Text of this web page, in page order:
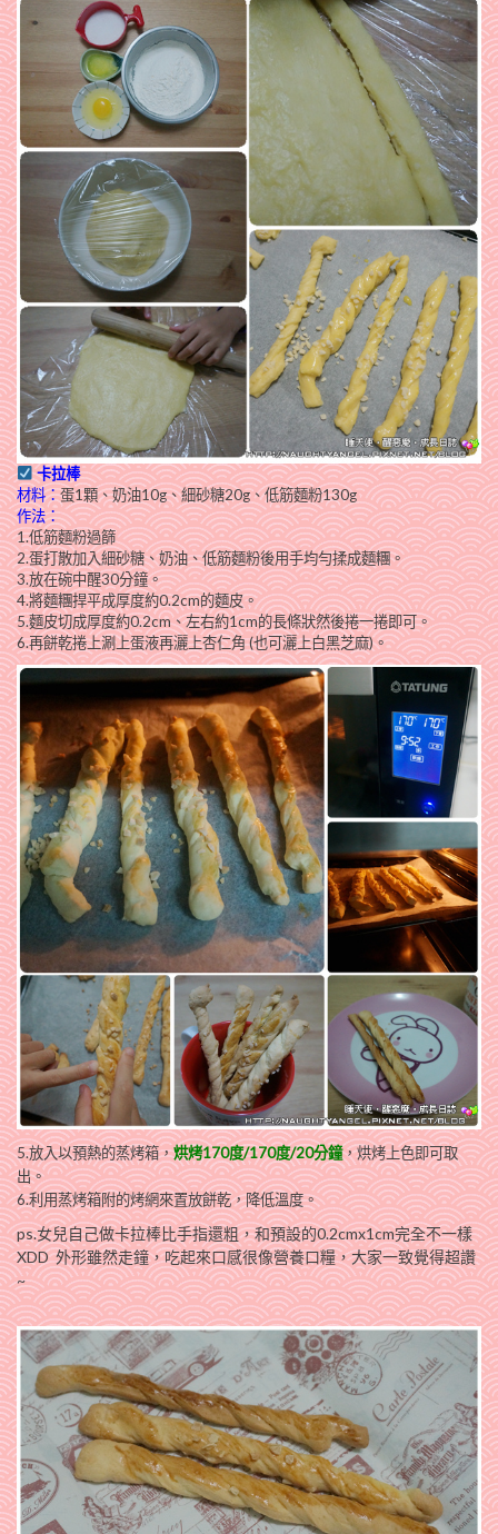
卡拉棒
材料：蛋1顆、奶油10g、細砂糖20g、低筋麵粉130g
作法：
1.低筋麵粉過篩
2.蛋打散加入細砂糖、奶油、低筋麵粉後用手均勻揉成麵糰。
3.放在碗中醒30分鐘。
4.將麵糰捍平成厚度約0.2cm的麵皮。
5.麵皮切成厚度約0.2cm、左右約1cm的長條狀然後捲一捲即可。
6.再餅乾捲上涮上蛋液再灑上杏仁角 (也可灑上白黑芝麻)。
5.放入以預熱的蒸烤箱，烘烤170度/170度/20分鐘，烘烤上色即可取
出。
6.利用蒸烤箱附的烤網來置放餅乾，降低溫度。
ps.女兒自己做卡拉棒比手指還粗，和預設的0.2cmx1cm完全不一樣
XDD 外形雖然走鐘，吃起來口感很像營養口糧，大家一致覺得超讚
~